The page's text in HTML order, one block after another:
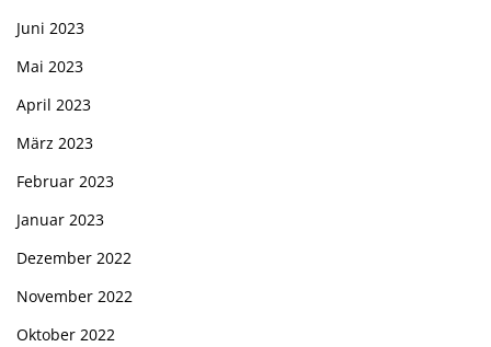
Juni 2023
Mai 2023
April 2023
März 2023
Februar 2023
Januar 2023
Dezember 2022
November 2022
Oktober 2022